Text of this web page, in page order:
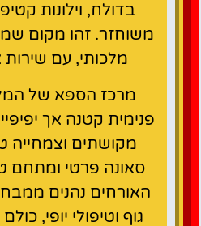
בדולח, וילונות
משוחזר. זהו מקום
מלכותי, עם שירות
מרכז הספא של
פנימית קטנה אך
מקושתים וצמחייה
סאונה פרטי ומתחם
האורחים נהנים
גוף וטיפולי יופי,